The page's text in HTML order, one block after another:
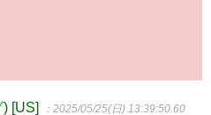
[US] ：2025/05/25(日) 13:39:50.60